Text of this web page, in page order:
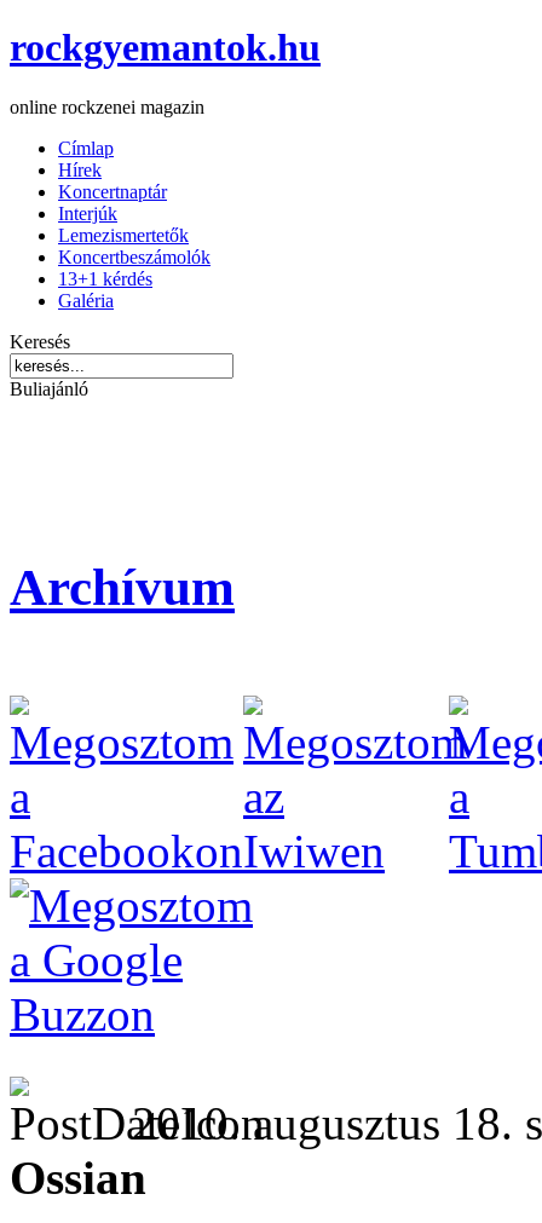
rockgyemantok.hu
online rockzenei magazin
Címlap
Hírek
Koncertnaptár
Interjúk
Lemezismertetők
Koncertbeszámolók
13+1 kérdés
Galéria
Keresés
Buliajánló
Archívum
2010. augusztus 18.
Ossian